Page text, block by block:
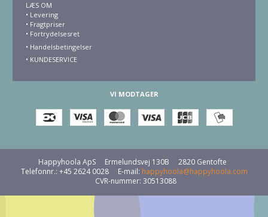
LÆS OM
• Levering
• Fragtpriser
• Fortrydelsesret
• Handelsbetingelser
• KUNDESERVICE
VI MODTAGER
Happyhoola ApS Ermelundsvej 130B
2820 Gentofte
Telefonnr.: +45 2624 0028 E-mail: happyhoola@happyhoola.com
CVR-nummer: 30513088